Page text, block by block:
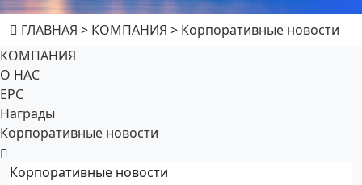
ГЛАВНАЯ > КОМПАНИЯ > Корпоративные новости
КОМПАНИЯ
О НАС
EPC
Награды
Корпоративные новости
Корпоративные новости